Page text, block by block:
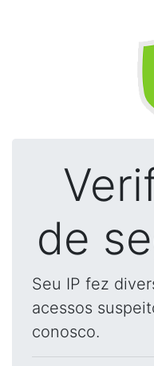
de
Seu IP fez
acessos
conosco.